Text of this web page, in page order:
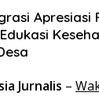
Apresiasi
Jurnalis –